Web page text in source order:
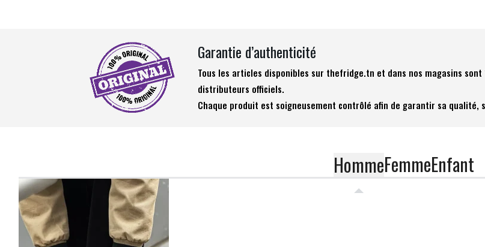
Garantie d’authenticité
Tous les articles disponibles sur thefridge.tn et dans nos magasins
distributeurs officiels.
Chaque produit est soigneusement contrôlé afin de garantir sa qualité,
HommeFemmeEnfant